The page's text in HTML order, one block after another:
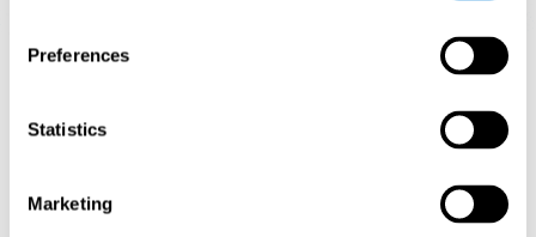
Preferences
Statistics
Marketing
Proyección gráfica orientativa de las redes neuronales después
¿Qué pasa cuando no entreno mis
Nuestro cerebro está diseñado para ahorrar recursos, de modo
que tiende a eliminar las conexiones que no se usan. De este